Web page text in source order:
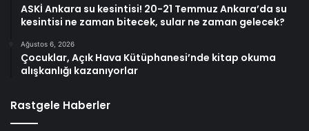
ASKİ Ankara su kesintisi! 20-21 Temmuz Ankara’da su
kesintisi ne zaman bitecek, sular ne zaman gelecek?
Ağustos 6, 2026
Çocuklar, Açık Hava Kütüphanesi’nde kitap okuma
alışkanlığı kazanıyorlar
Rastgele Haberler